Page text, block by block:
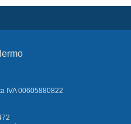
IVA 00605880822